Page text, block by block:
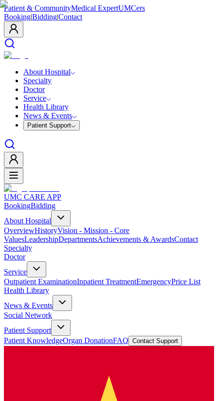
Patient & CommunityMedical ExpertUMCers
Booking|Bidding|Contact
About Hospital
Specialty
Doctor
Service
Health Library
News & Events
Patient Support
UMC CARE APP
BookingBidding
About Hospital
OverviewHistoryVision - Mission - Core
ValuesLeadershipDepartmentsAchievements & AwardsContact
Specialty
Doctor
Service
Outpatient ExaminationInpatient TreatmentEmergencyPrice List
Health Library
News & Events
Social Network
Patient Support
Patient KnowledgeOrgan DonationFAQ Contact Support